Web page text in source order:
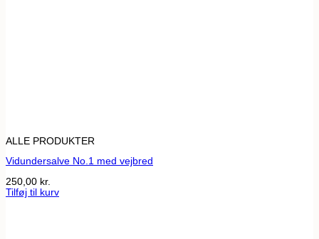
ALLE PRODUKTER
Vidundersalve No.1 med vejbred
250,00 kr.
Tilføj til kurv